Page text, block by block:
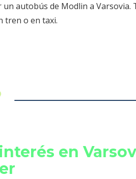
un autobús de Modlin a Varsovia.
tren o en taxi.
en